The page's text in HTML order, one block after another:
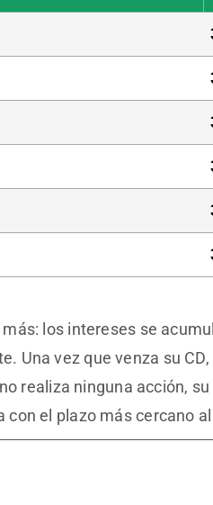
los intereses se
Una vez que venza su
realiza ninguna acción,
el plazo más cercano